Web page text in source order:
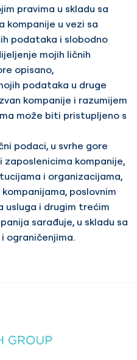
pravima u skladu sa
kompanije u vezi sa
podataka i slobodno
mojih ličnih
opisano,
podataka u druge
kompanije i razumijem
može biti pristupljeno s
podaci, u svrhe gore
zaposlenicima kompanije,
i organizacijama,
poslovnim
usluga i drugim trećim
sarađuje, u skladu sa
ograničenjima.